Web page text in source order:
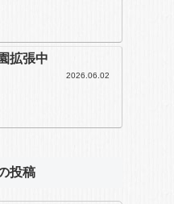
拡張中
2026.06.02
投稿